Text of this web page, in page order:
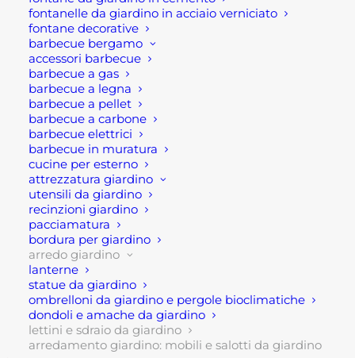
fontanelle da giardino in acciaio verniciato
fontane decorative
barbecue bergamo
accessori barbecue
barbecue a gas
barbecue a legna
barbecue a pellet
barbecue a carbone
barbecue elettrici
barbecue in muratura
cucine per esterno
attrezzatura giardino
utensili da giardino
recinzioni giardino
pacciamatura
bordura per giardino
arredo giardino
lanterne
statue da giardino
ombrelloni da giardino e pergole bioclimatiche
dondoli e amache da giardino
lettini e sdraio da giardino
arredamento giardino: mobili e salotti da giardino
Divano letto giardino Tahiti
Divano letto giardino Tahiti Tahiti è un moderno e,
soprattutto di tendenza, divano letto per esterno
in corda. Questo divano da esterno è un
complemento d’arredo line moderne, morbide,
essenziali. In aggiunta il rivestimento in corda
grigio melange, contribuisce a renderlo un
prodotto di moda e ricercato. E’ un complemento
d’arredo ideale, dunque, per qualsiasi spazio
esterno, giardini, terrazze e balconi, ovviamente
spazio permettendo.
Questo modello è costituito da un struttura in
alluminio semiopaco, nella colorazione bianco, il
rivestimento in corda grigio chiaro melange e dei